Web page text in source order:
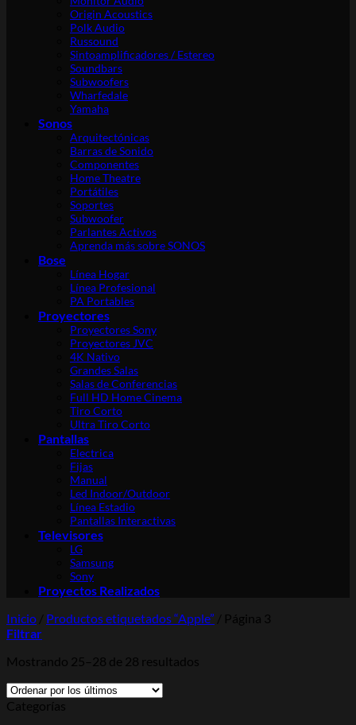
Origin Acoustics
Polk Audio
Russound
Sintoamplificadores / Estereo
Soundbars
Subwoofers
Wharfedale
Yamaha
Sonos
Arquitectónicas
Barras de Sonido
Componentes
Home Theatre
Portátiles
Soportes
Subwoofer
Parlantes Activos
Aprenda más sobre SONOS
Bose
Línea Hogar
Línea Profesional
PA Portables
Proyectores
Proyectores Sony
Proyectores JVC
4K Nativo
Grandes Salas
Salas de Conferencias
Full HD Home Cinema
Tiro Corto
Ultra Tiro Corto
Pantallas
Electrica
Fijas
Manual
Led Indoor/Outdoor
Línea Estadio
Pantallas Interactivas
Televisores
LG
Samsung
Sony
Proyectos Realizados
Inicio / Productos etiquetados “Apple” / Página 3
Filtrar
Mostrando 25–28 de 28 resultados
Categorías